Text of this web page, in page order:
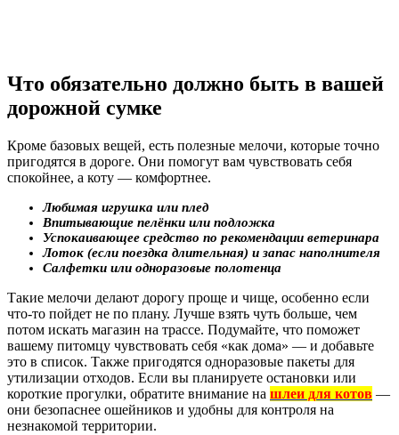
Что обязательно должно быть в вашей
дорожной сумке
Кроме базовых вещей, есть полезные мелочи, которые точно
пригодятся в дороге. Они помогут вам чувствовать себя
спокойнее, а коту — комфортнее.
Любимая игрушка или плед
Впитывающие пелёнки или подложка
Успокаивающее средство по рекомендации ветеринара
Лоток (если поездка длительная) и запас наполнителя
Салфетки или одноразовые полотенца
Такие мелочи делают дорогу проще и чище, особенно если
что-то пойдет не по плану. Лучше взять чуть больше, чем
потом искать магазин на трассе. Подумайте, что поможет
вашему питомцу чувствовать себя «как дома» — и добавьте
это в список. Также пригодятся одноразовые пакеты для
утилизации отходов. Если вы планируете остановки или
короткие прогулки, обратите внимание на шлеи для котов —
они безопаснее ошейников и удобны для контроля на
незнакомой территории.